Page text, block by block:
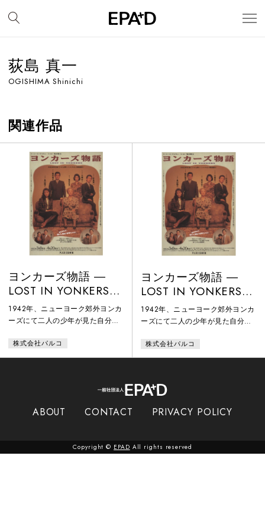
荻島 真一
OGISHIMA Shinichi
関連作品
ヨンカーズ物語 ―
LOST IN YONKERS
野村版
1942年、ニューヨーク郊外ヨンカ
ーズにて二人の少年が見た自分た
家のおかしくも、せつない家族愛
を描く。
株式会社パルコ
ヨンカーズ物語 ―
LOST IN YONKERS
松田版
1942年、ニューヨーク郊外ヨンカ
ーズにて二人の少年が見た自分た
家のおかしくも、せつない家族愛
を描く。
株式会社パルコ
ABOUT CONTACT PRIVACY POLICY
Copyright © EPAD All rights reserved